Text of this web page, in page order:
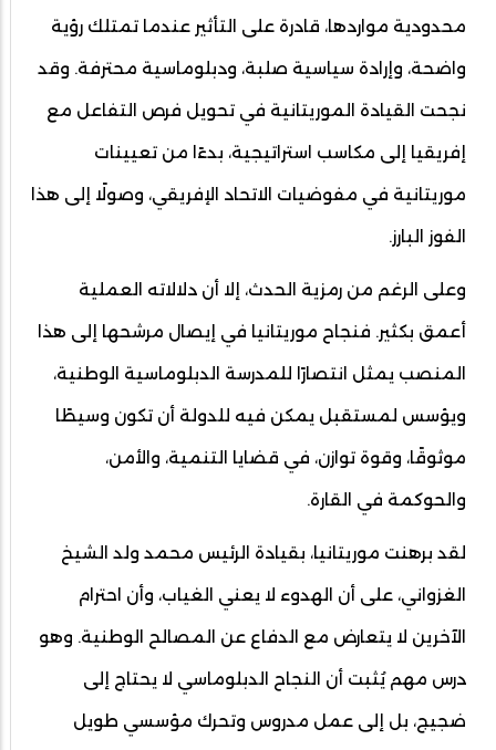
محدودية مواردها، قادرة على التأثير عندما تمتلك رؤية
واضحة، وإرادة سياسية صلبة، ودبلوماسية محترفة. وقد
نجحت القيادة الموريتانية في تحويل فرص التفاعل مع
إفريقيا إلى مكاسب استراتيجية، بدءًا من تعيينات
موريتانية في مفوضيات الاتحاد الإفريقي، وصولًا إلى هذا
الفوز البارز.
وعلى الرغم من رمزية الحدث، إلا أن دلالاته العملية
أعمق بكثير. فنجاح موريتانيا في إيصال مرشحها إلى هذا
المنصب يمثل انتصارًا للمدرسة الدبلوماسية الوطنية،
ويؤسس لمستقبل يمكن فيه للدولة أن تكون وسيطًا
موثوقًا، وقوة توازن، في قضايا التنمية، والأمن،
والحوكمة في القارة.
لقد برهنت موريتانيا، بقيادة الرئيس محمد ولد الشيخ
الغزواني، على أن الهدوء لا يعني الغياب، وأن احترام
الآخرين لا يتعارض مع الدفاع عن المصالح الوطنية. وهو
درس مهم يُثبت أن النجاح الدبلوماسي لا يحتاج إلى
ضجيج، بل إلى عمل مدروس وتحرك مؤسسي طويل